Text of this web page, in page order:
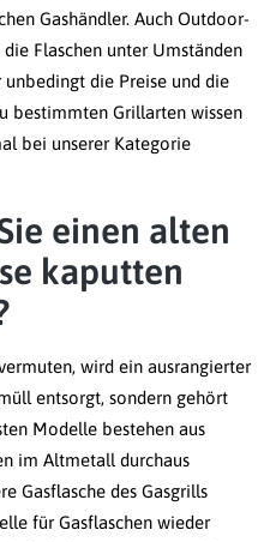
Gashändler. Auch Outdoor-
Flaschen unter Umständen
die Preise und die
bestimmten Grillarten wissen
bei unserer Kategorie
einen alten
kaputten
wird ein ausrangierter
entsorgt, sondern gehört
Modelle bestehen aus
im Altmetall durchaus
Gasflasche des Gasgrills
für Gasflaschen wieder